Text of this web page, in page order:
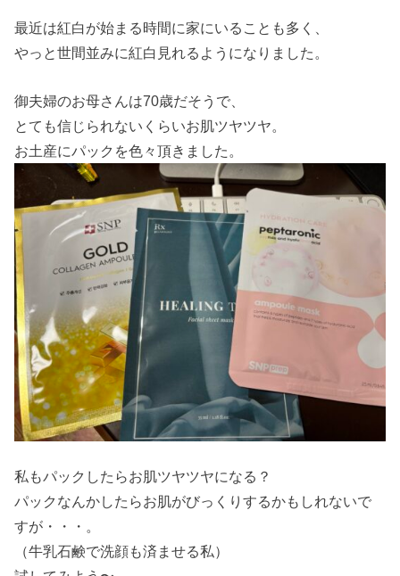
最近は紅白が始まる時間に家にいることも多く、
やっと世間並みに紅白見れるようになりました。
御夫婦のお母さんは70歳だそうで、
とても信じられないくらいお肌ツヤツヤ。
お土産にパックを色々頂きました。
私もパックしたらお肌ツヤツヤになる？
パックなんかしたらお肌がびっくりするかもしれないで
すが・・・。
（牛乳石鹸で洗顔も済ませる私）